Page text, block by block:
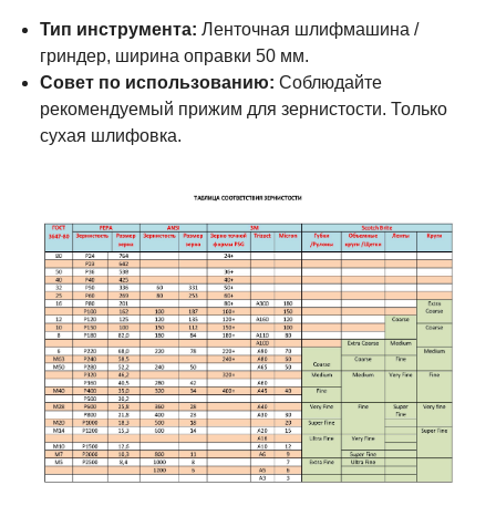
Тип инструмента: Ленточная шлифмашина /
гриндер, ширина оправки 50 мм.
Совет по использованию: Соблюдайте
рекомендуемый прижим для зернистости. Только
сухая шлифовка.